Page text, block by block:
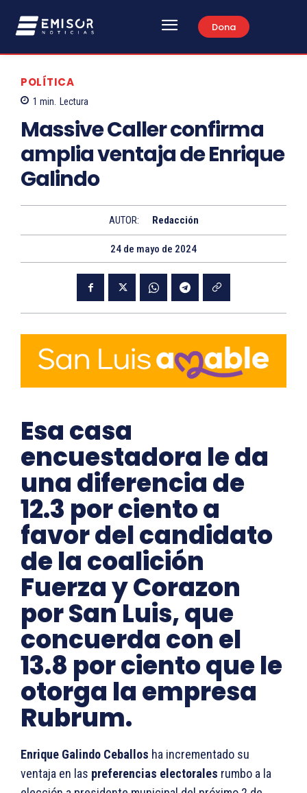
Dona
POLÍTICA
1 min. Lectura
Massive Caller confirma
amplia ventaja de Enrique
Galindo
AUTOR: Redacción
24 de mayo de 2024
Esa casa
encuestadora le da
una diferencia de
12.3 por ciento a
favor del candidato
de la coalición
Fuerza y Corazon
por San Luis, que
concuerda con el
13.8 por ciento que le
otorga la empresa
Rubrum.
Enrique Galindo Ceballos ha incrementado su
ventaja en las preferencias electorales rumbo a la